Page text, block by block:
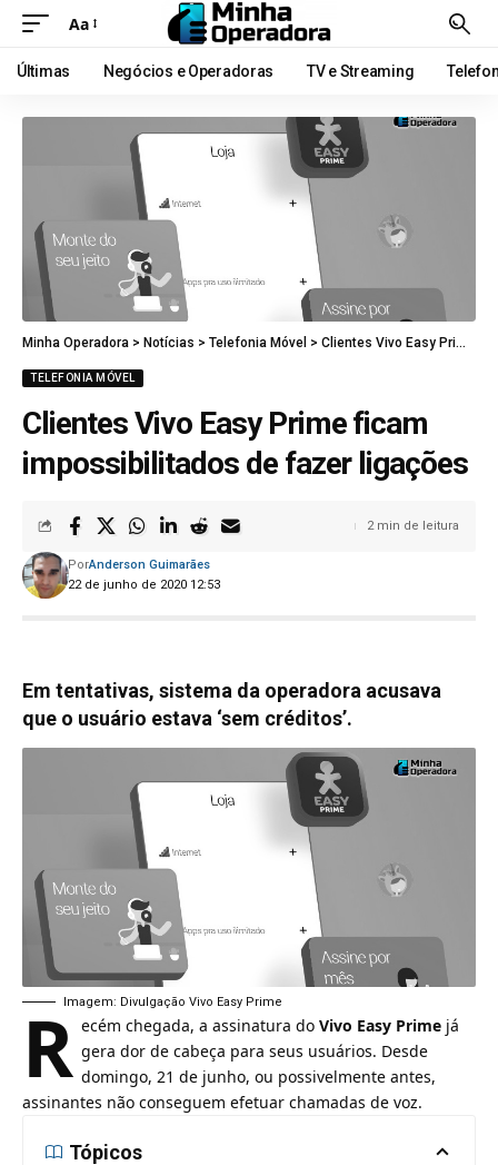
Aa
Últimas Negócios e Operadoras TV e Streaming
Minha Operadora > Notícias > Telefonia Móvel > Clientes Vivo Easy Prime ficam impossibilitados de fazer ligações
TELEFONIA MÓVEL
Clientes Vivo Easy Prime ficam
impossibilitados de fazer ligações
22 de junho de 2020 12:53
PorAnderson Guimarães
2 min de leitura
Em tentativas, sistema da operadora acusava
que o usuário estava ‘sem créditos’.
Imagem: Divulgação Vivo Easy Prime
R ecém chegada, a assinatura do Vivo Easy Prime já
gera dor de cabeça para seus usuários. Desde
domingo, 21 de junho, ou possivelmente antes,
assinantes não conseguem efetuar chamadas de voz.
Tópicos